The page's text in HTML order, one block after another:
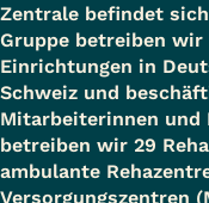
Zentrale befindet
Gruppe betreiben
Einrichtungen in
Schweiz und
Mitarbeiterinnen und
betreiben wir 29
ambulante
Versorgungszentren